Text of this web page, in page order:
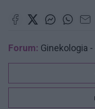
Forum: Ginekologia